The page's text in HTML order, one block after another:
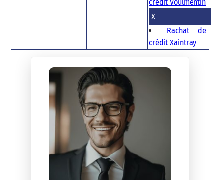
crédit Voulmentin
X
Rachat de
crédit Xaintray